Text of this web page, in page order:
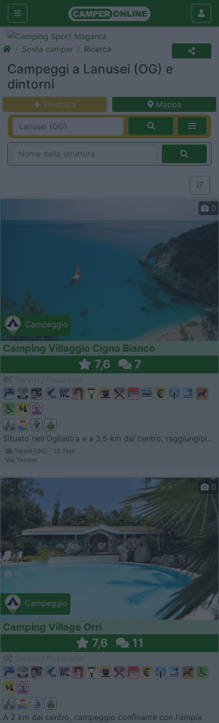
Sosta camper Ricerca
Campeggi a Lanusei (OG) e
dintorni
Struttura Mappa
Campeggio
0
Camping Villaggio Cigno Bianco
7,6 7
Situato nell'Ogliastra e a 3,5 km dal centro, raggiungibi...
Tortolì (OG) - 12.2km
Via Tirreno
Campeggio
0
Camping Village Orri
7,6 11
A 2 km dal centro, campeggio confinante con l'ampia